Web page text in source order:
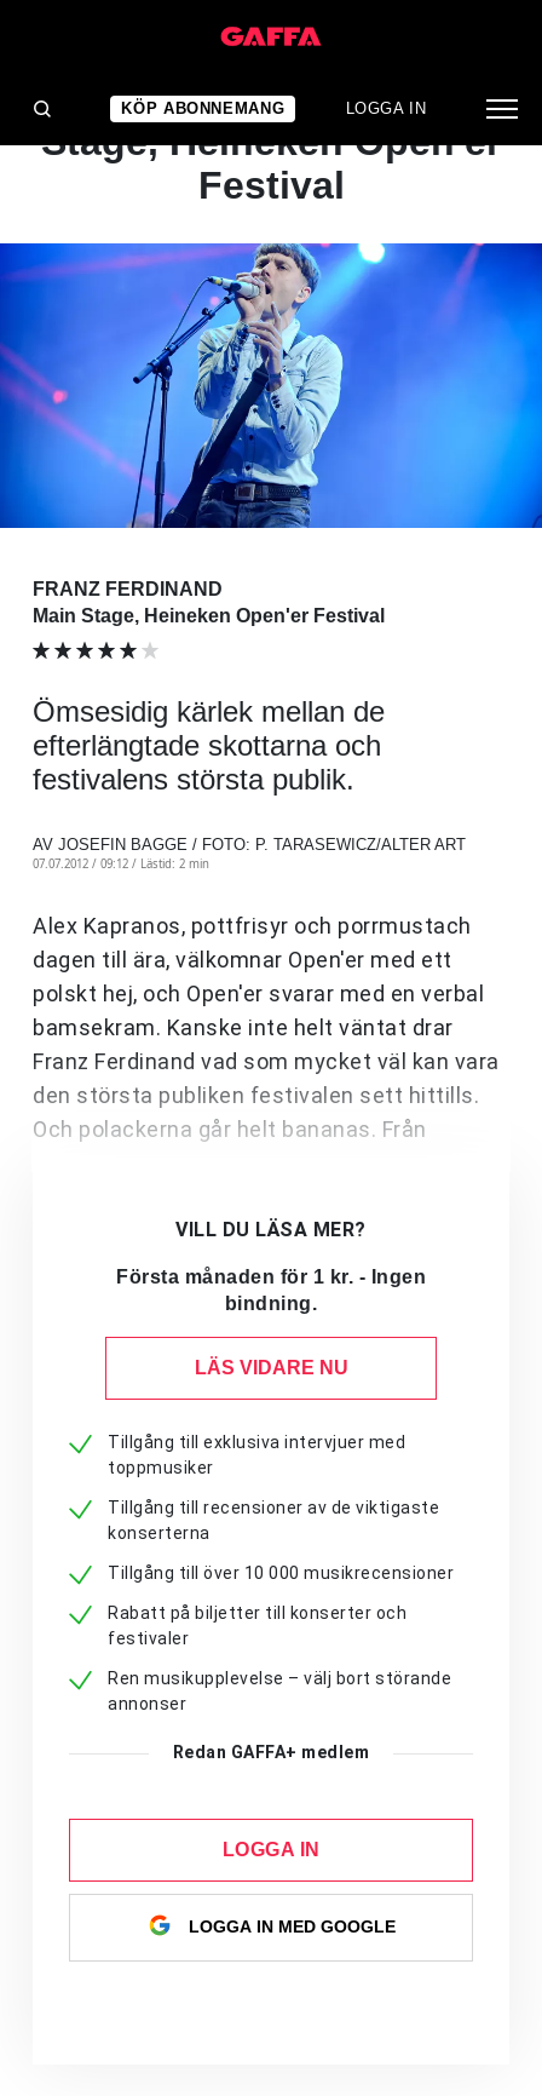
KÖP ABONNEMANG LOGGA IN
KONSERTRECENSION
Franz Ferdinand : Main
Stage, Heineken Open'er
Festival
FRANZ FERDINAND
Main Stage, Heineken Open'er Festival
Ömsesidig kärlek mellan de
efterlängtade skottarna och
festivalens största publik.
AV JOSEFIN BAGGE / FOTO: P. TARASEWICZ/ALTER ART
07.07.2012 / 09:12 / Lästid: 2 min
Alex Kapranos, pottfrisyr och porrmustach
dagen till ära, välkomnar Open'er med ett
polskt hej, och Open'er svarar med en verbal
bamsekram. Kanske inte helt väntat drar
Franz Ferdinand vad som mycket väl kan vara
den största publiken festivalen sett hittills.
Och polackerna går helt bananas. Från
VILL DU LÄSA MER?
Första månaden för 1 kr. - Ingen
bindning.
LÄS VIDARE NU
Tillgång till exklusiva intervjuer med
toppmusiker
Tillgång till recensioner av de viktigaste
konserterna
Tillgång till över 10 000 musikrecensioner
Rabatt på biljetter till konserter och
festivaler
Ren musikupplevelse – välj bort störande
annonser
Redan GAFFA+ medlem
LOGGA IN
LOGGA IN MED GOOGLE